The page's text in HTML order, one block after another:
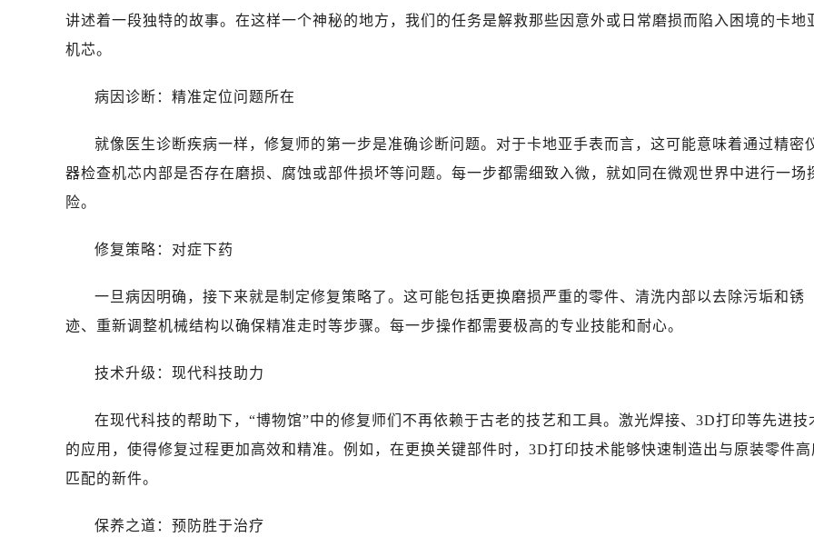
讲述着一段独特的故事。在这样一个神秘的地方，我们的任务是解救那些因意外或日常磨损而陷入困境的卡地
机芯。
病因诊断：精准定位问题所在
就像医生诊断疾病一样，修复师的第一步是准确诊断问题。对于卡地亚手表而言，这可能意味着通过精密
器检查机芯内部是否存在磨损、腐蚀或部件损坏等问题。每一步都需细致入微，就如同在微观世界中进行一场
险。
修复策略：对症下药
一旦病因明确，接下来就是制定修复策略了。这可能包括更换磨损严重的零件、清洗内部以去除污垢和锈
迹、重新调整机械结构以确保精准走时等步骤。每一步操作都需要极高的专业技能和耐心。
技术升级：现代科技助力
在现代科技的帮助下，“博物馆”中的修复师们不再依赖于古老的技艺和工具。激光焊接、3D打印等先进技
的应用，使得修复过程更加高效和精准。例如，在更换关键部件时，3D打印技术能够快速制造出与原装零件高
匹配的新件。
保养之道：预防胜于治疗